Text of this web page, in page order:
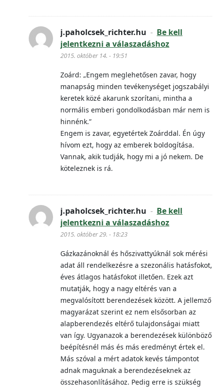
j.paholcsek_richter.hu - Be kell
jelentkezni a válaszadáshoz
2015. október 14. - 19:51
Zoárd: „Engem meglehetősen zavar, hogy
manapság minden tevékenységet jogszabályi
keretek közé akarunk szorítani, mintha a
normális emberi gondolkodásban már nem is
hinnénk.”
Engem is zavar, egyetértek Zoárddal. Én úgy
hívom ezt, hogy az emberek boldogítása.
Vannak, akik tudják, hogy mi a jó nekem. De
köteleznek is rá.
j.paholcsek_richter.hu - Be kell
jelentkezni a válaszadáshoz
2015. október 29. - 18:23
Gázkazánoknál és hőszivattyúknál sok mérési
adat áll rendelkezésre a szezonális hatásfokot,
éves átlagos hatásfokot illetően. Ezek azt
mutatják, hogy a nagy eltérés van a
megvalósított berendezések között. A jellemző
magyarázat szerint ez nem elsősorban az
alapberendezés eltérő tulajdonságai miatt
van így. Ugyanazok a berendezések különböző
beépítésnél más és más eredményt értek el.
Más szóval a mért adatok kevés támpontot
adnak maguknak a berendezéseknek az
összehasonlításához. Pedig erre is szükség